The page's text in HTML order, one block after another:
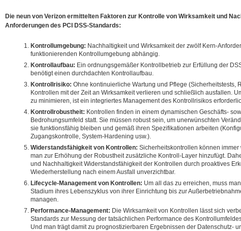
Die neun von Verizon ermittelten Faktoren zur Kontrolle von Wirksamkeit und
Anforderungen des PCI DSS-Standards:
Kontrollumgebung: Nachhaltigkeit und Wirksamkeit der zwölf Kern-
funktionierenden Kontrollumgebung abhängig.
Kontrollaufbau: Ein ordnungsgemäßer Kontrollbetrieb zur Erfüllung der
benötigt einen durchdachten Kontrollaufbau.
Kontrollrisiko: Ohne kontinuierliche Wartung und Pflege (Sicherheitstests,
Kontrollen mit der Zeit an Wirksamkeit verlieren und schließlich ausfallen.
zu minimieren, ist ein integriertes Management des Kontrollrisikos
Kontrollrobustheit: Kontrollen finden in einem dynamischen Geschäfts-
Bedrohungsumfeld statt. Sie müssen robust sein, um unerwünschten
sie funktionsfähig bleiben und gemäß ihren Spezifikationen arbeiten
Zugangskontrolle, System-Hardening usw.).
Widerstandsfähigkeit von Kontrollen: Sicherheitskontrollen können
man zur Erhöhung der Robustheit zusätzliche Kontroll-Layer hinzufügt.
und Nachhaltigkeit Widerstandsfähigkeit der Kontrollen durch proaktives
Wiederherstellung nach einem Ausfall unverzichtbar.
Lifecycle-Management von Kontrollen: Um all das zu erreichen, muss
Stadium ihres Lebenszyklus von ihrer Einrichtung bis zur
managen.
Performance-Management: Die Wirksamkeit von Kontrollen lässt sich
Standards zur Messung der tatsächlichen Performance des
Und man trägt damit zu prognostizierbaren Ergebnissen der Datenschutz-